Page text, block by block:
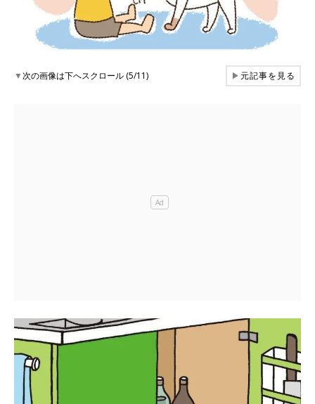
▼次の画像は下へスクロール (5/11) ▶元記事を見る